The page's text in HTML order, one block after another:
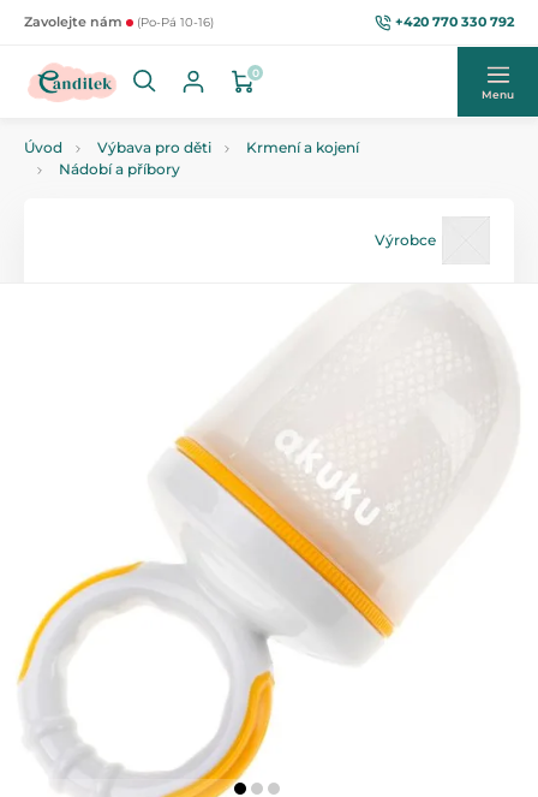
Zavolejte nám (Po-Pá 10-16) +420 770 330 792
0
Menu
Úvod Výbava pro děti
Krmení a kojení
Nádobí a příbory
Výrobce